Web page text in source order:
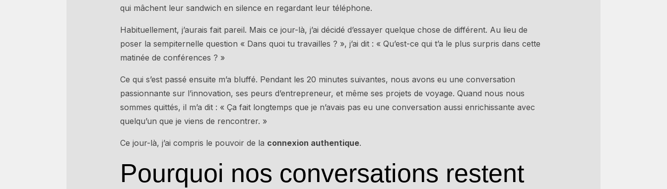
qui mâchent leur sandwich en silence en regardant leur téléphone.
Habituellement, j’aurais fait pareil. Mais ce jour-là, j’ai décidé d’essayer quelque chose de différent. Au lieu de
poser la sempiternelle question « Dans quoi tu travailles ? », j’ai dit : « Qu’est-ce qui t’a le plus surpris dans cette
matinée de conférences ? »
Ce qui s’est passé ensuite m’a bluffé. Pendant les 20 minutes suivantes, nous avons eu une conversation
passionnante sur l’innovation, ses peurs d’entrepreneur, et même ses projets de voyage. Quand nous nous
sommes quittés, il m’a dit : « Ça fait longtemps que je n’avais pas eu une conversation aussi enrichissante avec
quelqu’un que je viens de rencontrer. »
Ce jour-là, j’ai compris le pouvoir de la connexion authentique.
Pourquoi nos conversations restent